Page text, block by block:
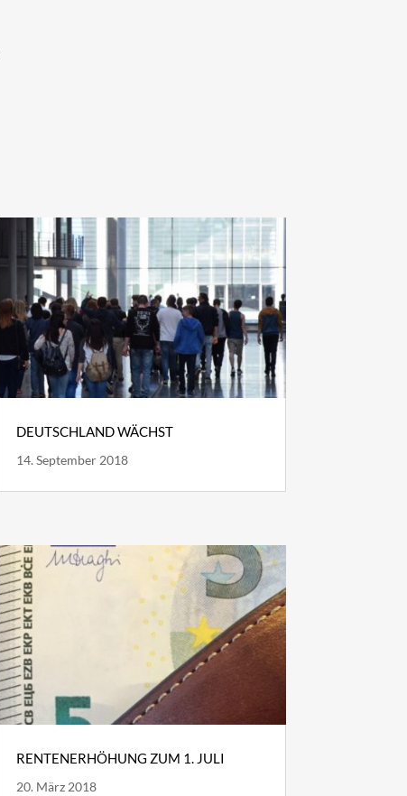
DEUTSCHLAND WÄCHST
14. September 2018
RENTENERHÖHUNG ZUM 1. JULI
20. März 2018